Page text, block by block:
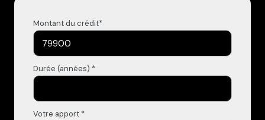
Montant du crédit*
Durée (années) *
Votre apport *